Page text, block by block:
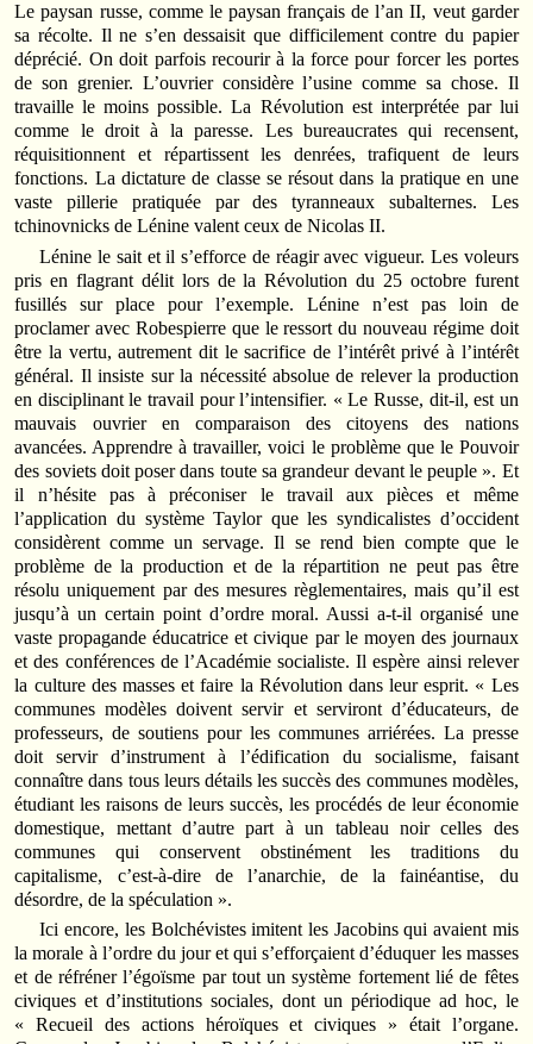
Le paysan russe, comme le paysan français de l’an II, veut garder
sa récolte. Il ne s’en dessaisit que difficilement contre du papier
déprécié. On doit parfois recourir à la force pour forcer les portes
de son grenier. L’ouvrier considère l’usine comme sa chose. Il
travaille le moins possible. La Révolution est interprétée par lui
comme le droit à la paresse. Les bureaucrates qui recensent,
réquisitionnent et répartissent les denrées, trafiquent de leurs
fonctions. La dictature de classe se résout dans la pratique en une
vaste pillerie pratiquée par des tyranneaux subalternes. Les
tchinovnicks de Lénine valent ceux de Nicolas II.
Lénine le sait et il s’efforce de réagir avec vigueur. Les voleurs
pris en flagrant délit lors de la Révolution du 25 octobre furent
fusillés sur place pour l’exemple. Lénine n’est pas loin de
proclamer avec Robespierre que le ressort du nouveau régime doit
être la vertu, autrement dit le sacrifice de l’intérêt privé à l’intérêt
général. Il insiste sur la nécessité absolue de relever la production
en disciplinant le travail pour l’intensifier. « Le Russe, dit-il, est un
mauvais ouvrier en comparaison des citoyens des nations
avancées. Apprendre à travailler, voici le problème que le Pouvoir
des soviets doit poser dans toute sa grandeur devant le peuple ». Et
il n’hésite pas à préconiser le travail aux pièces et même
l’application du système Taylor que les syndicalistes d’occident
considèrent comme un servage. Il se rend bien compte que le
problème de la production et de la répartition ne peut pas être
résolu uniquement par des mesures règlementaires, mais qu’il est
jusqu’à un certain point d’ordre moral. Aussi a-t-il organisé une
vaste propagande éducatrice et civique par le moyen des journaux
et des conférences de l’Académie socialiste. Il espère ainsi relever
la culture des masses et faire la Révolution dans leur esprit. « Les
communes modèles doivent servir et serviront d’éducateurs, de
professeurs, de soutiens pour les communes arriérées. La presse
doit servir d’instrument à l’édification du socialisme, faisant
connaître dans tous leurs détails les succès des communes modèles,
étudiant les raisons de leurs succès, les procédés de leur économie
domestique, mettant d’autre part à un tableau noir celles des
communes qui conservent obstinément les traditions du
capitalisme, c’est-à-dire de l’anarchie, de la fainéantise, du
désordre, de la spéculation ».
Ici encore, les Bolchévistes imitent les Jacobins qui avaient mis
la morale à l’ordre du jour et qui s’efforçaient d’éduquer les masses
et de réfréner l’égoïsme par tout un système fortement lié de fêtes
civiques et d’institutions sociales, dont un périodique ad hoc, le
« Recueil des actions héroïques et civiques » était l’organe.